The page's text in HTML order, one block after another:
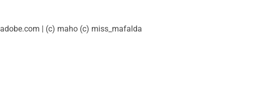
| (c) maho (c) miss_mafalda